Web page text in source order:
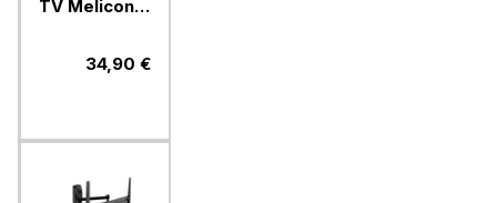
TV Meliconi,
FTR400 CG
34,90 €